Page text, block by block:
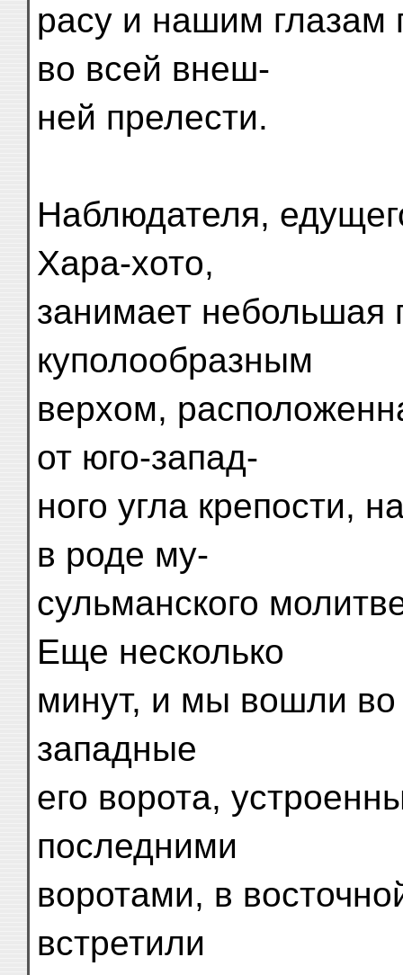
расу и нашим глазам
во всей внеш-
ней прелести.
Наблюдателя,
Хара-хото,
занимает небольшая
куполообразным
верхом,
от юго-запад-
ного угла крепости,
в роде му-
сульманского
Еще несколько
минут, и мы вошли во
западные
его ворота,
последними
воротами, в
встретили